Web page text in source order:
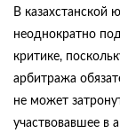
В казахстанской
неоднократно
критике,
арбитража
не может
участвовавшее в